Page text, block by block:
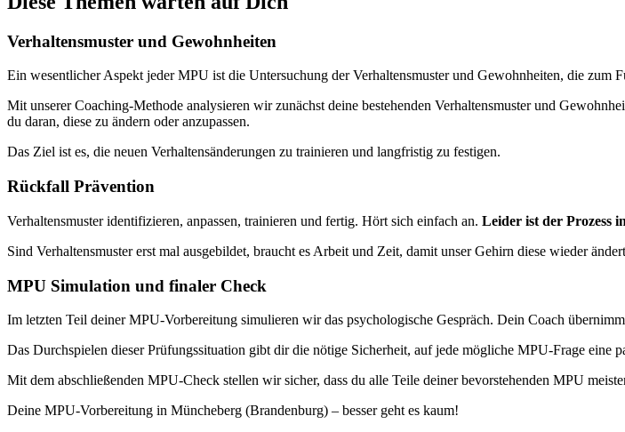
Verhaltensmuster und Gewohnheiten
Ein wesentlicher Aspekt jeder MPU ist die Untersuchung der Verhaltensmuster und Gewohnheiten, die zum
Mit unserer Coaching-Methode analysieren wir zunächst deine bestehenden Verhaltensmuster und
du daran, diese zu ändern oder anzupassen.
Das Ziel ist es, die neuen Verhaltensänderungen zu trainieren und langfristig zu festigen.
Rückfall Prävention
Verhaltensmuster identifizieren, anpassen, trainieren und fertig. Hört sich einfach an. Leider ist der Prozess
Sind Verhaltensmuster erst mal ausgebildet, braucht es Arbeit und Zeit, damit unser Gehirn diese wieder
MPU Simulation und finaler Check
Im letzten Teil deiner MPU-Vorbereitung simulieren wir das psychologische Gespräch. Dein Coach
Das Durchspielen dieser Prüfungssituation gibt dir die nötige Sicherheit, auf jede mögliche MPU-Frage eine
Mit dem abschließenden MPU-Check stellen wir sicher, dass du alle Teile deiner bevorstehenden MPU
Deine MPU-Vorbereitung in Müncheberg (Brandenburg) – besser geht es kaum!